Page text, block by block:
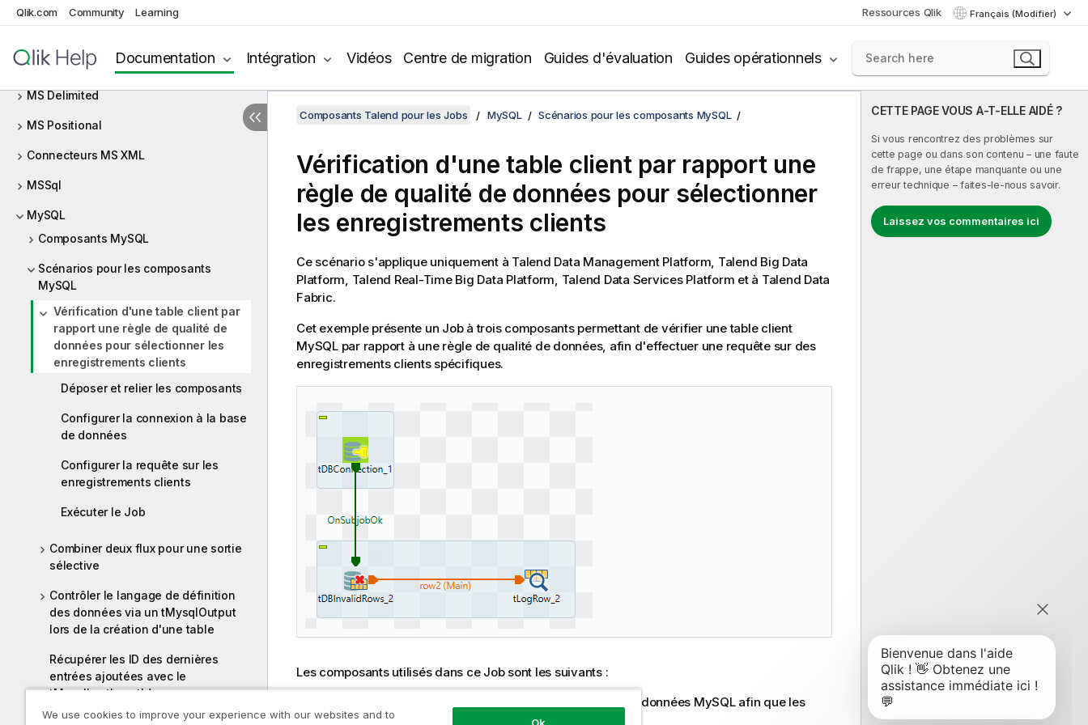
Qlik.com Community Learning Ressources Qlik Français (Modifier)
Documentation Intégration Vidéos Centre de migration Guides d'évaluation Guides opérationnels
MQTT
MS Delimited
MS Positional
Connecteurs MS XML
MSSql
MySQL
Composants MySQL
Scénarios pour les composants
MySQL
Vérification d'une table client par
rapport une règle de qualité de
données pour sélectionner les
enregistrements clients
Déposer et relier les composants
Configurer la connexion à la base
de données
Configurer la requête sur les
enregistrements clients
Exécuter le Job
Combiner deux flux pour une sortie
sélective
Contrôler le langage de définition
des données via un tMysqlOutput
lors de la création d'une table
Récupérer les ID des dernières
entrées ajoutées avec le
tMysqlLastInsertId
CETTE PAGE VOUS A-T-ELLE AIDÉ ?
Si vous rencontrez des problèmes sur
cette page ou dans son contenu – une faute
de frappe, une étape manquante ou une
erreur technique – faites-le-nous savoir.
Laissez vos commentaires ici
Composants Talend pour les Jobs MySQL Scénarios pour les composants MySQL
Vérification d'une table client par rapport une
règle de qualité de données pour sélectionner
les enregistrements clients
Ce scénario s'applique uniquement à Talend Data Management Platform, Talend Big Data
Platform, Talend Real-Time Big Data Platform, Talend Data Services Platform et à Talend Data
Fabric.
Cet exemple présente un Job à trois composants permettant de vérifier une table client
MySQL par rapport à une règle de qualité de données, afin d'effectuer une requête sur des
enregistrements clients spécifiques.
Les composants utilisés dans ce Job sont les suivants :
: crée la connexion à la base de données MySQL afin que les
autres composants puissent la réutiliser,
We use cookies to improve your experience with our websites and to